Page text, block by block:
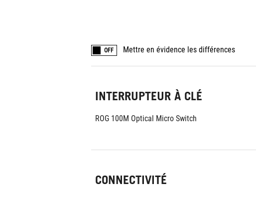
OFF Mettre en évidence les différences
INTERRUPTEUR À CLÉ
ROG 100M Optical Micro Switch
CONNECTIVITÉ